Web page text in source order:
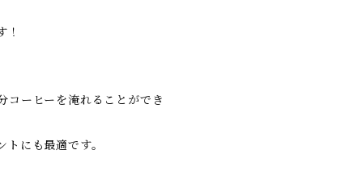
！
コーヒーを淹れることができ
にも最適です。